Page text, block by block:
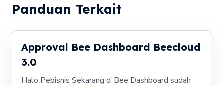
Panduan Terkait
Approval Bee Dashboard Beecloud
3.0
Halo Pebisnis Sekarang di Bee Dashboard sudah